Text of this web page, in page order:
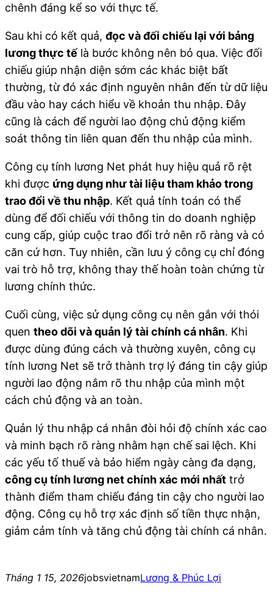
chênh đáng kể so với thực tế.
Sau khi có kết quả, đọc và đối chiếu lại với bảng
lương thực tế là bước không nên bỏ qua. Việc đối
chiếu giúp nhận diện sớm các khác biệt bất
thường, từ đó xác định nguyên nhân đến từ dữ liệu
đầu vào hay cách hiểu về khoản thu nhập. Đây
cũng là cách để người lao động chủ động kiểm
soát thông tin liên quan đến thu nhập của mình.
Công cụ tính lương Net phát huy hiệu quả rõ rệt
khi được ứng dụng như tài liệu tham khảo trong
trao đổi về thu nhập. Kết quả tính toán có thể
dùng để đối chiếu với thông tin do doanh nghiệp
cung cấp, giúp cuộc trao đổi trở nên rõ ràng và có
căn cứ hơn. Tuy nhiên, cần lưu ý công cụ chỉ đóng
vai trò hỗ trợ, không thay thế hoàn toàn chứng từ
lương chính thức.
Cuối cùng, việc sử dụng công cụ nên gắn với thói
quen theo dõi và quản lý tài chính cá nhân. Khi
được dùng đúng cách và thường xuyên, công cụ
tính lương Net sẽ trở thành trợ lý đáng tin cậy giúp
người lao động nắm rõ thu nhập của mình một
cách chủ động và an toàn.
Quản lý thu nhập cá nhân đòi hỏi độ chính xác cao
và minh bạch rõ ràng nhằm hạn chế sai lệch. Khi
các yếu tố thuế và bảo hiểm ngày càng đa dạng,
công cụ tính lương net chính xác mới nhất trở
thành điểm tham chiếu đáng tin cậy cho người lao
động. Công cụ hỗ trợ xác định số tiền thực nhận,
giảm cảm tính và tăng chủ động tài chính cá nhân.
Tháng 1 15, 2026jobsvietnamLương & Phúc Lợi